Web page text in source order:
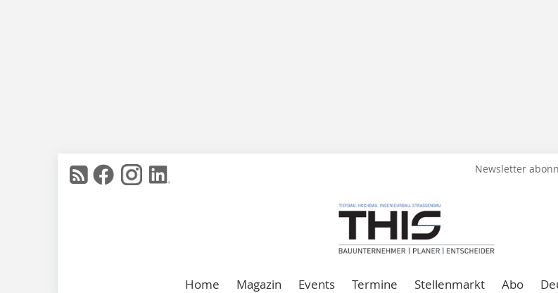
Newsletter
Home Magazin Events Termine Stellenmarkt Abo